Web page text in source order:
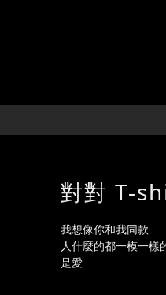
對對 T-
我想像你和我同款
人什麼的都一模一樣
是愛